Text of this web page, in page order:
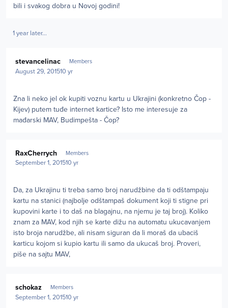
bili i svakog dobra u Novoj godini!
1 year later...
stevancelinac Members
August 29, 201510 yr
Zna li neko jel ok kupiti voznu kartu u Ukrajini (konkretno Čop -
Kijev) putem tuđe internet kartice? Isto me interesuje za
mađarski MAV, Budimpešta - Čop?
RaxCherrych Members
September 1, 201510 yr
Da, za Ukrajinu ti treba samo broj narudžbine da ti odštampaju
kartu na stanici (najbolje odštampaš dokument koji ti stigne pri
kupovini karte i to daš na blagajnu, na njemu je taj broj). Koliko
znam za MAV, kod njih se karte dižu na automatu ukucavanjem
isto broja narudžbe, ali nisam siguran da li moraš da ubaciš
karticu kojom si kupio kartu ili samo da ukucaš broj. Proveri,
piše na sajtu MAV,
schokaz Members
September 1, 201510 yr